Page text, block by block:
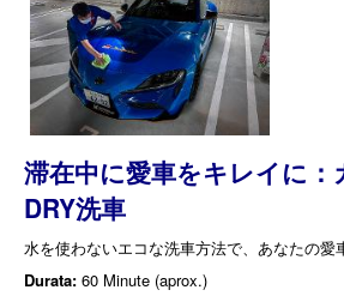
滞在中に愛車をキレイに
DRY洗車
水を使わないエコな洗車方法で、あなたの愛
Durata: 60 Minute (aprox.)